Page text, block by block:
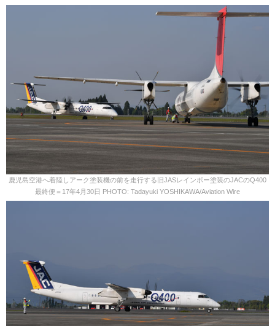
鹿児島空港へ着陸しアーク塗装機の前を走行する旧JASレインボー塗装のJACのQ400
最終便＝17年4月30日 PHOTO: Tadayuki YOSHIKAWA/Aviation Wire